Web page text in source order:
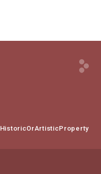
HistoricOrArtisticProperty